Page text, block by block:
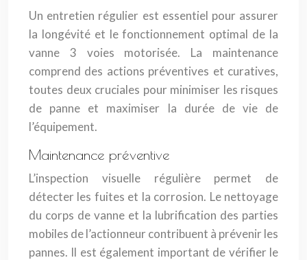
Un entretien régulier est essentiel pour assurer
la longévité et le fonctionnement optimal de la
vanne 3 voies motorisée. La maintenance
comprend des actions préventives et curatives,
toutes deux cruciales pour minimiser les risques
de panne et maximiser la durée de vie de
l’équipement.
Maintenance préventive
L’inspection visuelle régulière permet de
détecter les fuites et la corrosion. Le nettoyage
du corps de vanne et la lubrification des parties
mobiles de l’actionneur contribuent à prévenir les
pannes. Il est également important de vérifier le